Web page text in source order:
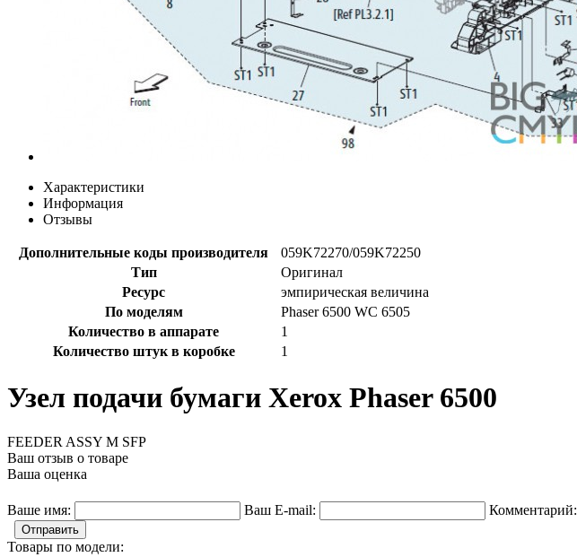
Характеристики
Информация
Отзывы
Дополнительные коды производителя
059K72270/059K72250
Тип
Оригинал
Ресурс
эмпирическая величина
По моделям
Phaser 6500 WC 6505
Количество в аппарате
1
Количество штук в коробке
1
Узел подачи бумаги Xerox Phaser 6500
FEEDER ASSY M SFP
Ваш отзыв о товаре
Ваша оценка
Ваше имя: Ваш E-mail: Комментарий:
Отправить
Товары по модели: